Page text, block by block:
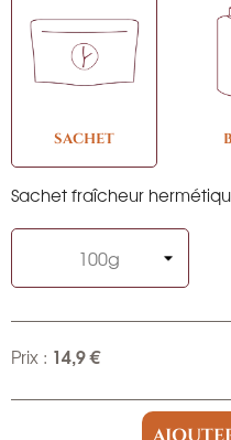
SACHET
Sachet fraîcheur
Prix : 14,9 €